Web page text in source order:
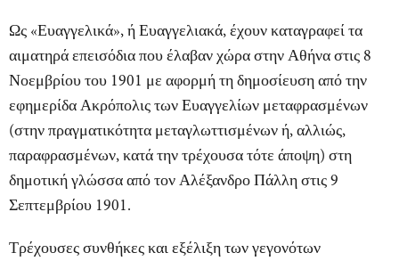
Ως «Ευαγγελικά», ήΕυαγγελιακά, έχουν καταγραφεί τα
αιματηρά επεισόδια που έλαβαν χώρα στην Αθήνα στις 8
Νοεμβρίου του 1901 με αφορμή τη δημοσίευση από την
εφημερίδαΑκρόπολιςτων Ευαγγελίων μεταφρασμένων
(στην πραγματικότητα μεταγλωττισμένων ή, αλλιώς,
παραφρασμένων, κατά την τρέχουσα τότε άποψη) στη
δημοτική γλώσσα από τον Αλέξανδρο Πάλλη στις 9
Σεπτεμβρίου 1901.
Τρέχουσες συνθήκες και εξέλιξη των γεγονότων